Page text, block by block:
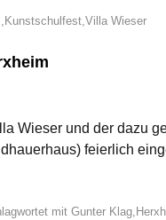
, Kunstschulfest,Villa Wieser
Wieser und der dazu
feierlich
mit Gunter Klag,